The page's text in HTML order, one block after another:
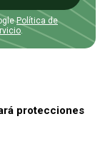
Política de
.
protecciones